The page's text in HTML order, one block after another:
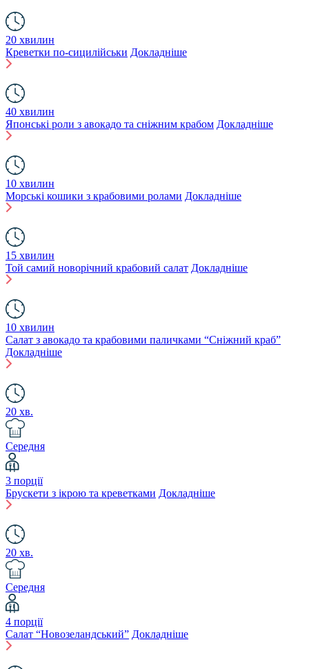
20 хвилин
Креветки по-сицилійськи Докладніше
40 хвилин
Японські роли з авокадо та сніжним крабом Докладніше
10 хвилин
Морські кошики з крабовими ролами Докладніше
15 хвилин
Той самий новорічний крабовий салат Докладніше
10 хвилин
Салат з авокадо та крабовими паличками “Сніжний краб”
Докладніше
20 хв.
Середня
3 порції
Брускети з ікрою та креветками Докладніше
20 хв.
Середня
4 порції
Салат “Новозеландський” Докладніше